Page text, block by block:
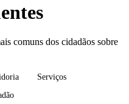
comuns dos cidadãos sobre
Serviços